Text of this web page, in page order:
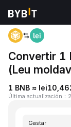
Inicio BNB to MDL
Convertir 1
(Leu
1 BNB ≈
Última actualización ：
Gastar